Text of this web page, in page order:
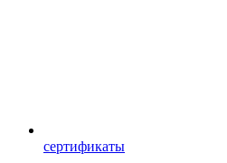
сертификаты